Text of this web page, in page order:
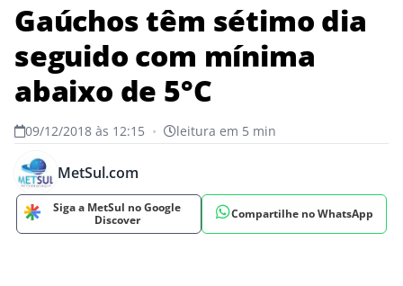
Gaúchos têm sétimo dia
seguido com mínima
abaixo de 5°C
09/12/2018 às 12:15 • leitura em 5 min
MetSul.com
Siga a MetSul no Google
Discover
Compartilhe no WhatsApp